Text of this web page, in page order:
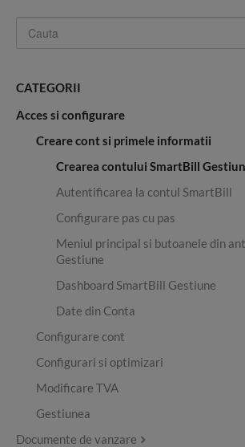
CATEGORII
Acces si configurare
Creare cont si primele informatii
Crearea contului SmartBill
Autentificarea la contul SmartBill
Configurare pas cu pas
Meniul principal si butoanele din
Gestiune
Dashboard SmartBill Gestiune
Date din Conta
Configurare cont
Configurari si optimizari
Modificare TVA
Gestiunea
Documente de vanzare